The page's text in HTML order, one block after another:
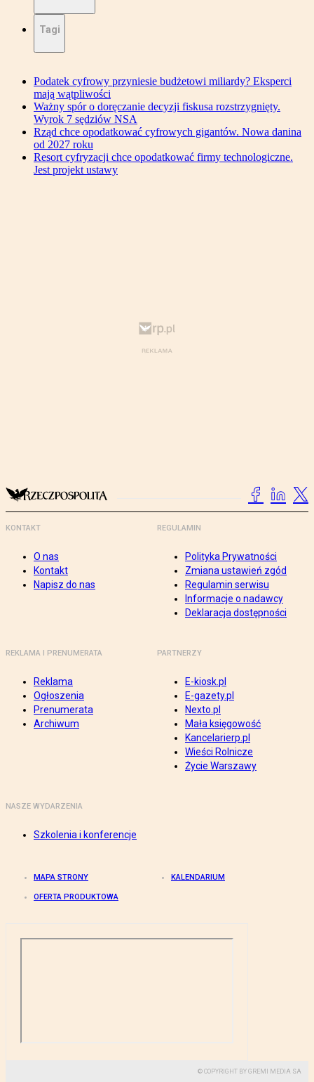
Tagi
Podatek cyfrowy przyniesie budżetowi miliardy? Eksperci
mają wątpliwości
Ważny spór o doręczanie decyzji fiskusa rozstrzygnięty.
Wyrok 7 sędziów NSA
Rząd chce opodatkować cyfrowych gigantów. Nowa danina
od 2027 roku
Resort cyfryzacji chce opodatkować firmy technologiczne.
Jest projekt ustawy
KONTAKT
O nas
Kontakt
Napisz do nas
REGULAMIN
Polityka Prywatności
Zmiana ustawień zgód
Regulamin serwisu
Informacje o nadawcy
Deklaracja dostępności
REKLAMA I PRENUMERATA
Reklama
Ogłoszenia
Prenumerata
Archiwum
PARTNERZY
E-kiosk.pl
E-gazety.pl
Nexto.pl
Mała księgowość
Kancelarierp.pl
Wieści Rolnicze
Życie Warszawy
NASZE WYDARZENIA
Szkolenia i konferencje
MAPA STRONY KALENDARIUM
OFERTA PRODUKTOWA
© COPYRIGHT BY GREMI MEDIA SA